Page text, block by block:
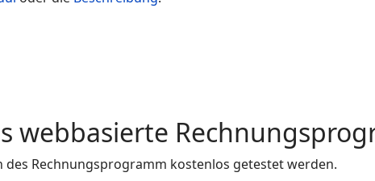
webbasierte
Rechnungsprogramm kostenlos getestet werden.